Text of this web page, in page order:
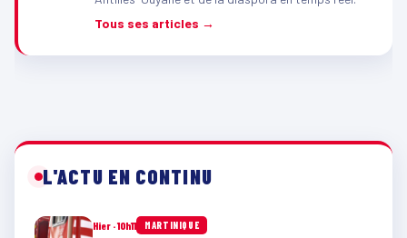
Tous ses articles →
L'ACTU EN CONTINU
Hier · 10h11 MARTINIQUE